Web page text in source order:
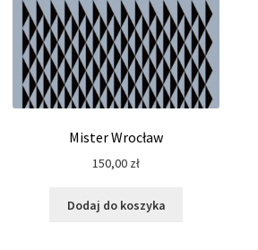
Mister Wrocław
150,00 zł
Dodaj do koszyka